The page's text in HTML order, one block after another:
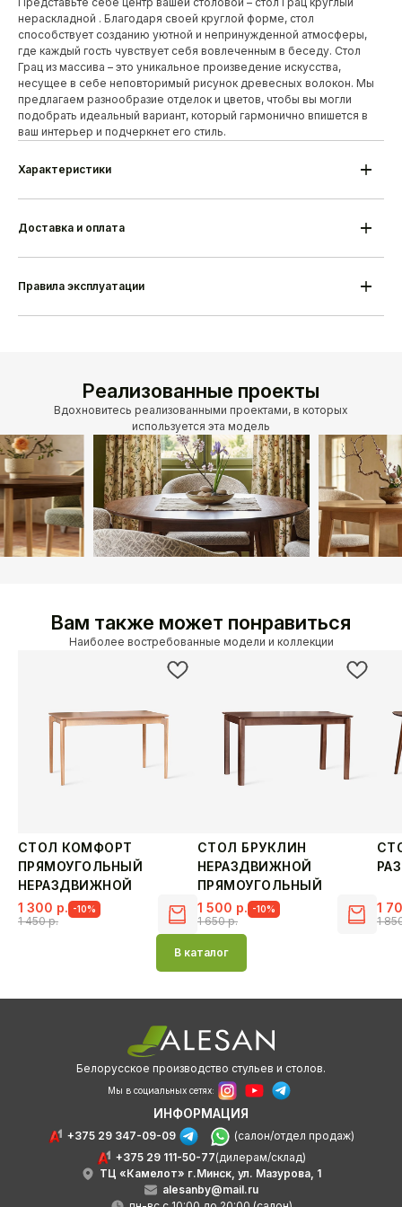
нераскладной . Благодаря своей круглой форме, стол
способствует созданию уютной и непринужденной атмосферы,
где каждый гость чувствует себя вовлеченным в беседу. Стол
Грац из массива – это уникальное произведение искусства,
несущее в себе неповторимый рисунок древесных волокон. Мы
предлагаем разнообразие отделок и цветов, чтобы вы могли
подобрать идеальный вариант, который гармонично впишется в
ваш интерьер и подчеркнет его стиль.
Характеристики
Ширина
Материал ножек
Гарантия
Производитель
Alesan Беларусь
Доставка и оплата
Правила эксплуатации
Реализованные проекты
Вдохновитесь реализованными проектами, в которых
используется эта модель
Вам также может понравиться
Наиболее востребованные модели и коллекции
СТОЛ КОМФОРТ
ПРЯМОУГОЛЬНЫЙ
НЕРАЗДВИЖНОЙ
1 450р.
Первоначальная
1 300 р.
Текущая
-10%
СТОЛ БРУКЛИН
НЕРАЗДВИЖНОЙ
ПРЯМОУГОЛЬНЫЙ
1 650р.
Первоначальная
цена
составляла
1
1 500 р.
Текущая
цена:
1
500 р..
-10%
1
1
В каталог
Белорусское производство стульев и столов.
Мы в социальных сетях:
ИНФОРМАЦИЯ
+375 29 347-09-09
(салон/отдел продаж)
+375 29 111-50-77(дилерам/склад)
ТЦ «Камелот» г.Минск, ул. Мазурова, 1
alesanby@mail.ru